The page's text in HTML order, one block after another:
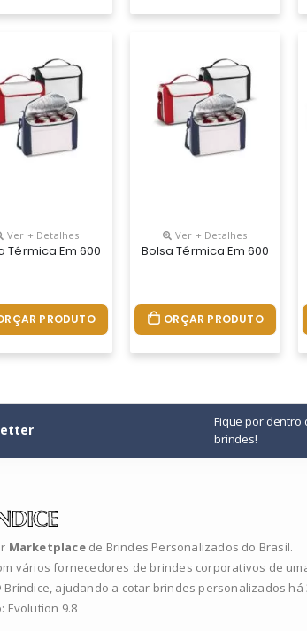
Ver + Detalhes
Térmica Em 600d Com Alça Ajustável Em Webbing
PRODUTO
Ver + Detalhes
Bolsa Térmica Em 600d
ORÇAR PRODUTO
Fique por dentro
brindes!
Marketplace de Brindes Personalizados do Brasil.
vários fornecedores de brindes corporativos de
Bríndice, ajudando a cotar brindes personalizados há
Evolution 9.8